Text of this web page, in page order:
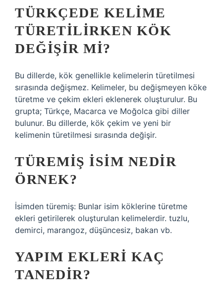
TÜRKÇEDE KELIME
TÜRETILIRKEN KÖK
DEĞIŞIR MI?
Bu dillerde, kök genellikle kelimelerin türetilmesi
sırasında değişmez. Kelimeler, bu değişmeyen köke
türetme ve çekim ekleri eklenerek oluşturulur. Bu
grupta; Türkçe, Macarca ve Moğolca gibi diller
bulunur. Bu dillerde, kök çekim ve yeni bir
kelimenin türetilmesi sırasında değişir.
TÜREMIŞ ISIM NEDIR
ÖRNEK?
İsimden türemiş: Bunlar isim köklerine türetme
ekleri getirilerek oluşturulan kelimelerdir. tuzlu,
demirci, marangoz, düşüncesiz, bakan vb.
YAPIM EKLERI KAÇ
TANEDIR?